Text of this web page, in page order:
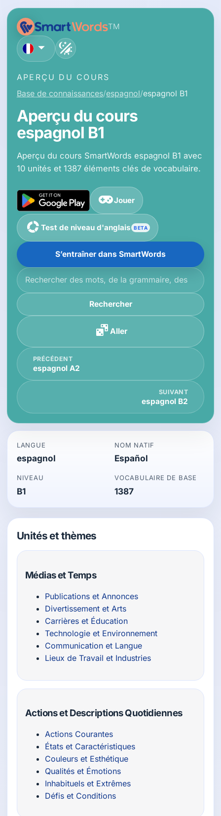
TM
français
APERÇU DU COURS
Base de connaissances espagnol espagnol B1
Aperçu du cours
espagnol B1
Aperçu du cours SmartWords espagnol B1 avec
10 unités et 1387 éléments clés de vocabulaire.
Jouer
Test de niveau d'anglais BETA
S’entraîner dans SmartWords
Rechercher dans la base de connaissances
Rechercher
Aller
PRÉCÉDENT
espagnol A2
SUIVANT
espagnol B2
LANGUE
espagnol
NOM NATIF
Español
NIVEAU
B1
VOCABULAIRE DE BASE
1387
Unités et thèmes
Médias et Temps
Publications et Annonces
Divertissement et Arts
Carrières et Éducation
Technologie et Environnement
Communication et Langue
Lieux de Travail et Industries
Actions et Descriptions Quotidiennes
Actions Courantes
États et Caractéristiques
Couleurs et Esthétique
Qualités et Émotions
Inhabituels et Extrêmes
Défis et Conditions